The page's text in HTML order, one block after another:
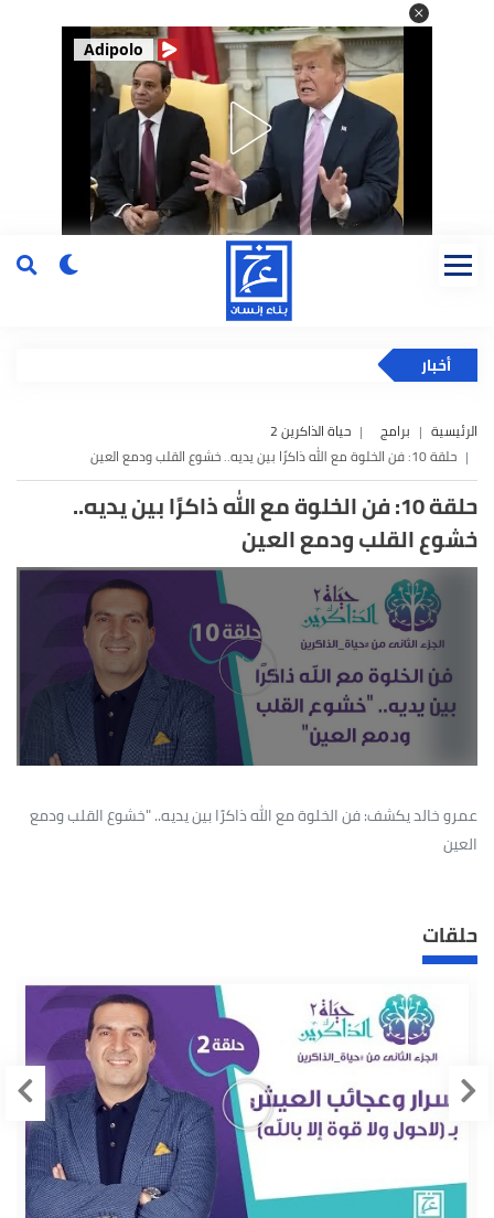
Adipolo
أخبار
الرئيسية برامج
حياة الذاكرين 2
حلقة 10: فن الخلوة مع الله ذاكرًا بين يديه.. خشوع القلب ودمع العين
حلقة 10: فن الخلوة مع الله ذاكرًا بين يديه..
خشوع القلب ودمع العين
عمرو خالد يكشف: فن الخلوة مع الله ذاكرًا بين يديه.. "خشوع القلب ودمع
العين
حلقات